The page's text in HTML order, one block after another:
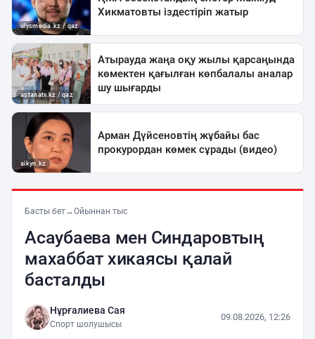
Басты бет→Ойыннан тыс
Асаубаева мен Синдаровтың
махаббат хикаясы қалай
басталды
Нұрғалиева Сая
Спорт шолушысы
09.08.2026, 12:26